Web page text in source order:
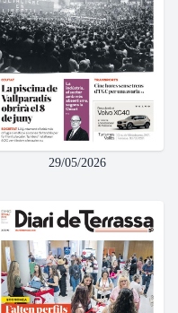
29/05/2026